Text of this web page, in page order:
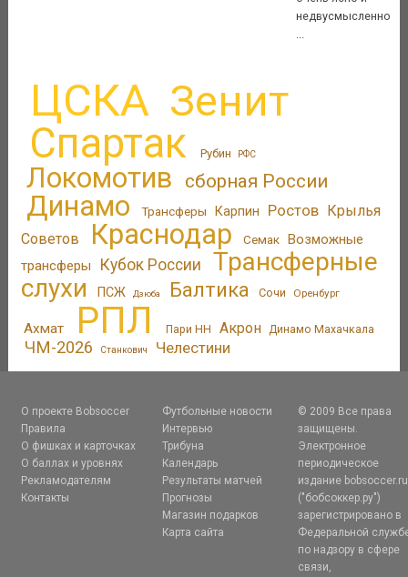
недвусмысленно
ЦСКА Зенит
Спартак Рубин РФС
Локомотив сборная России
Динамо Трансферы Карпин Ростов Крылья
Советов
Краснодар Семак Возможные
трансферы
Кубок России
Трансферные
слухи
ПСЖ Дзюба Балтика Сочи Оренбург
Ахмат РПЛ Пари НН Акрон Динамо Махачкала
ЧМ-2026 Станкович Челестини
О проекте Bobsoccer
Правила
О фишках и карточках
О баллах и уровнях
Рекламодателям
Контакты
Футбольные новости
Интервью
Трибуна
Календарь
Результаты матчей
Прогнозы
Магазин подарков
Карта сайта
© 2009 Все права
защищены.
Электронное
периодическое
издание bobsoccer.ru
("бобсоккер.ру")
зарегистрировано в
Федеральной
по надзору в сфере
связи,